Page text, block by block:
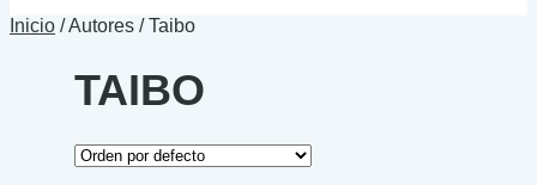
Inicio /Autores /Taibo
TAIBO